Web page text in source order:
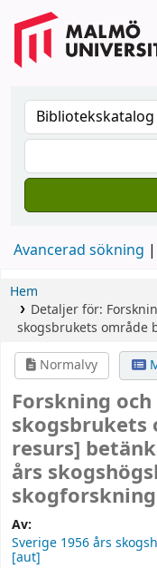
Avancerad sökning
Hem
Detaljer för:
skogsbrukets område
Normalvy
Forskning
skogsbrukets
resurs]
års
Av:
Sverige 1956 års
[aut]